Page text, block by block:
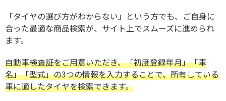
「タイヤの選び方がわからない」という方でも、ご自身に
合った最適な商品検索が、サイト上でスムーズに進められ
ます。
自動車検査証をご用意いただき、「初度登録年月」「車
名」「型式」の3つの情報を入力することで、所有している
車に適したタイヤを検索できます。